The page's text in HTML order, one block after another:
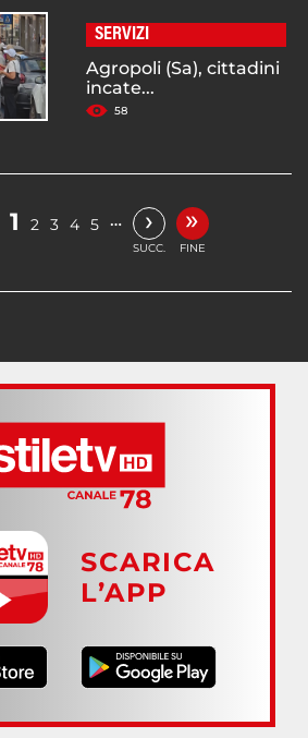
SERVIZI
Agropoli (Sa), cittadini
incate...
58
1 2 3 4 5 … ›
SUCC.
»
FINE
SCARICA
L’APP